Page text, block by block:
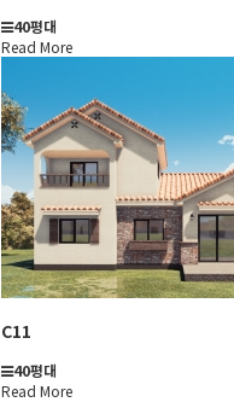
40평대
Read More
C11
40평대
Read More